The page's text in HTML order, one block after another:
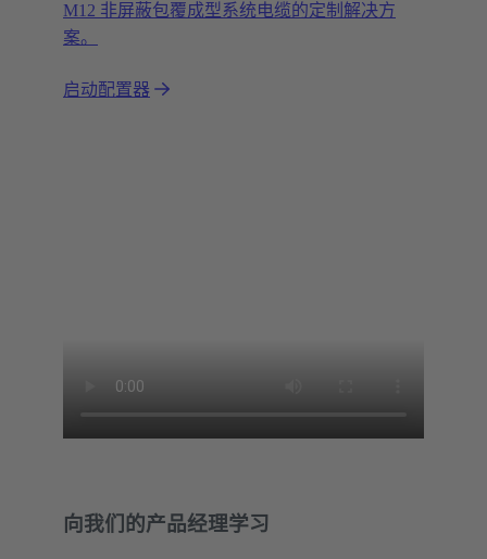
M12 非屏蔽包覆成型系统电缆的定制解决方
案。
启动配置器
向我们的产品经理学习